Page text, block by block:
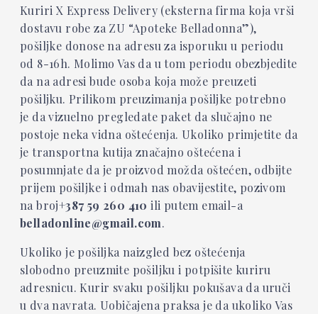
Kuriri X Express Delivery (eksterna firma koja vrši
dostavu robe za ZU “Apoteke Belladonna”),
pošiljke donose na adresu za isporuku u periodu
od 8-16h. Molimo Vas da u tom periodu obezbjedite
da na adresi bude osoba koja može preuzeti
pošiljku. Prilikom preuzimanja pošiljke potrebno
je da vizuelno pregledate paket da slučajno ne
postoje neka vidna oštećenja. Ukoliko primjetite da
je transportna kutija značajno oštećena i
posumnjate da je proizvod možda oštećen, odbijte
prijem pošiljke i odmah nas obavijestite, pozivom
na broj+387 59 260 410ili putem email-a
belladonline@gmail.com.
Ukoliko je pošiljka naizgled bez oštećenja
slobodno preuzmite pošiljku i potpišite kuriru
adresnicu. Kurir svaku pošiljku pokušava da uruči
u dva navrata. Uobičajena praksa je da ukoliko Vas